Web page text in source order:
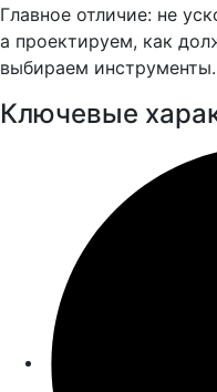
Главное отличие: не
а проектируем, как
выбираем инструменты.
Ключевые